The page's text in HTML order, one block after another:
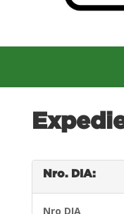
Nro. DIA:
Nro DIA